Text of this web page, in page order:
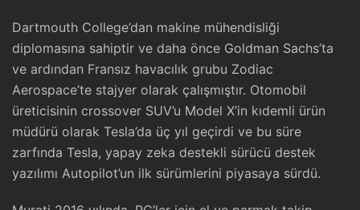
Dartmouth College’dan makine mühendisliği
diplomasına sahiptir ve daha önce Goldman Sachs’ta
ve ardından Fransız havacılık grubu Zodiac
Aerospace’te stajyer olarak çalışmıştır. Otomobil
üreticisinin crossover SUV’u Model X’in kıdemli ürün
müdürü olarak Tesla’da üç yıl geçirdi ve bu süre
zarfında Tesla, yapay zeka destekli sürücü destek
yazılımı Autopilot’un ilk sürümlerini piyasaya sürdü.